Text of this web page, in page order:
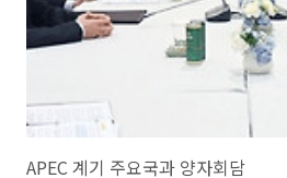
APEC 계기 주요국과 양자회담